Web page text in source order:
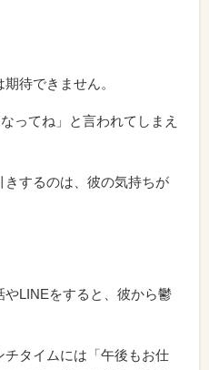
待できません。
ってね」と言われてしまえ
するのは、彼の気持ちが
やLINEをすると、彼から鬱
タイムには「午後もお仕